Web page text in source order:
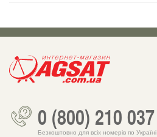
0 (800) 210 037
Безкоштовно для всіх номерів по Україні